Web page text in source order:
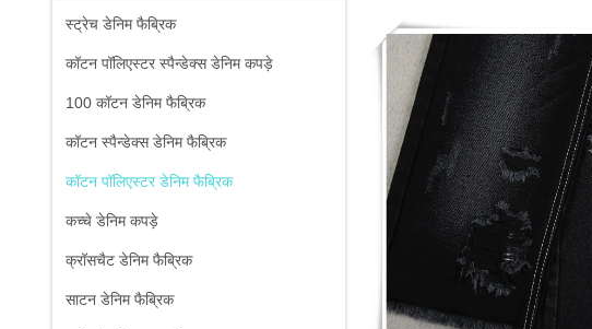
स्ट्रेच डेनिम फैब्रिक
कॉटन पॉलिएस्टर स्पैन्डेक्स डेनिम कपड़े
100 कॉटन डेनिम फैब्रिक
कॉटन स्पैन्डेक्स डेनिम फैब्रिक
कॉटन पॉलिएस्टर डेनिम फैब्रिक
कच्चे डेनिम कपड़े
क्रॉसचैट डेनिम फैब्रिक
साटन डेनिम फैब्रिक